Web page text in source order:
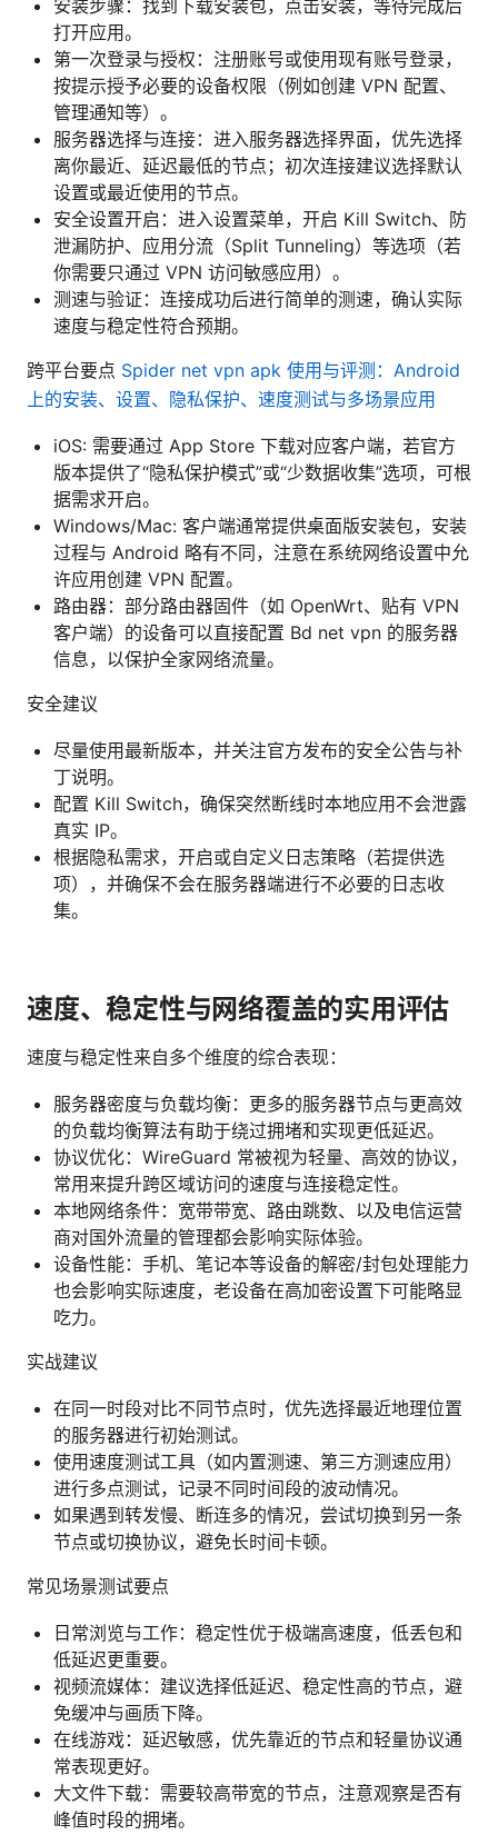
安装步骤：找到下载安装包，点击安装，等待完成后
打开应用。
第一次登录与授权：注册账号或使用现有账号登录，
按提示授予必要的设备权限（例如创建 VPN 配置、
管理通知等）。
服务器选择与连接：进入服务器选择界面，优先选择
离你最近、延迟最低的节点；初次连接建议选择默认
设置或最近使用的节点。
安全设置开启：进入设置菜单，开启 Kill Switch、防
泄漏防护、应用分流（Split Tunneling）等选项（若
你需要只通过 VPN 访问敏感应用）。
测速与验证：连接成功后进行简单的测速，确认实际
速度与稳定性符合预期。
跨平台要点 Spider net vpn apk 使用与评测：Android
上的安装、设置、隐私保护、速度测试与多场景应用
iOS: 需要通过 App Store 下载对应客户端，若官方
版本提供了“隐私保护模式”或“少数据收集”选项，可根
据需求开启。
Windows/Mac: 客户端通常提供桌面版安装包，安装
过程与 Android 略有不同，注意在系统网络设置中允
许应用创建 VPN 配置。
路由器：部分路由器固件（如 OpenWrt、贴有 VPN
客户端）的设备可以直接配置 Bd net vpn 的服务器
信息，以保护全家网络流量。
安全建议
尽量使用最新版本，并关注官方发布的安全公告与补
丁说明。
配置 Kill Switch，确保突然断线时本地应用不会泄露
真实 IP。
根据隐私需求，开启或自定义日志策略（若提供选
项），并确保不会在服务器端进行不必要的日志收
集。
速度、稳定性与网络覆盖的实用评估
速度与稳定性来自多个维度的综合表现：
服务器密度与负载均衡：更多的服务器节点与更高效
的负载均衡算法有助于绕过拥堵和实现更低延迟。
协议优化：WireGuard 常被视为轻量、高效的协议，
常用来提升跨区域访问的速度与连接稳定性。
本地网络条件：宽带带宽、路由跳数、以及电信运营
商对国外流量的管理都会影响实际体验。
设备性能：手机、笔记本等设备的解密/封包处理能力
也会影响实际速度，老设备在高加密设置下可能略显
吃力。
实战建议
在同一时段对比不同节点时，优先选择最近地理位置
的服务器进行初始测试。
使用速度测试工具（如内置测速、第三方测速应用）
进行多点测试，记录不同时间段的波动情况。
如果遇到转发慢、断连多的情况，尝试切换到另一条
节点或切换协议，避免长时间卡顿。
常见场景测试要点
日常浏览与工作：稳定性优于极端高速度，低丢包和
低延迟更重要。
视频流媒体：建议选择低延迟、稳定性高的节点，避
免缓冲与画质下降。
在线游戏：延迟敏感，优先靠近的节点和轻量协议通
常表现更好。
大文件下载：需要较高带宽的节点，注意观察是否有
峰值时段的拥堵。